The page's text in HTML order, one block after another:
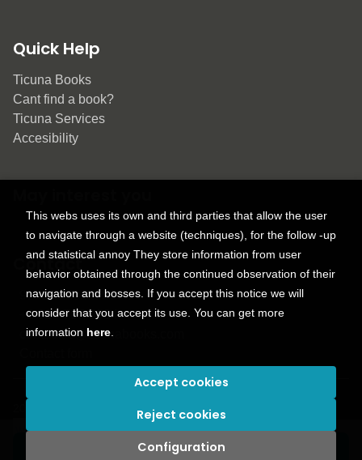
Add to my cart
Quick Help
Ticuna Books
Cant find a book?
Ticuna Services
Accesibility
Contact
9150 Tahoma St.
+1 614-707-9934
contactus@ticunabooks.com
. All rights reserved |
This webs uses its own and third parties that allow the user
to navigate through a website (techniques), for the follow -up
and statistical annoy They store information from user
behavior obtained through the continued observation of their
navigation and bosses. If you accept this notice we will
consider that you accept its use. You can get more
information here
Configuration
Reject cookies
Accept cookies